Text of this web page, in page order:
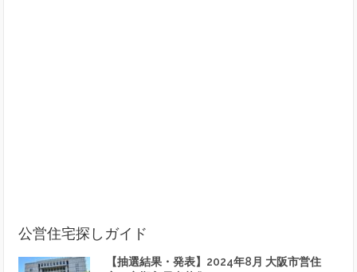
公営住宅探しガイド
【抽選結果・発表】2024年8月 大阪市営住